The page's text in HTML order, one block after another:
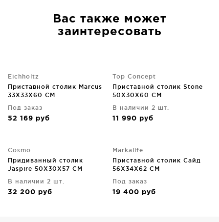
Вас также может
заинтересовать
Eichholtz
Приставной столик Marcus
33X33X60 CM
Под заказ
52 169 руб
Top Concept
Приставной столик Stone
50X30X60 CM
В наличии 2 шт.
11 990 руб
Cosmo
Придиванный столик
Jaspire 50X30X57 CM
В наличии 2 шт.
32 200 руб
Markalife
Приставной столик Сайд
56X34X62 CM
Под заказ
19 400 руб